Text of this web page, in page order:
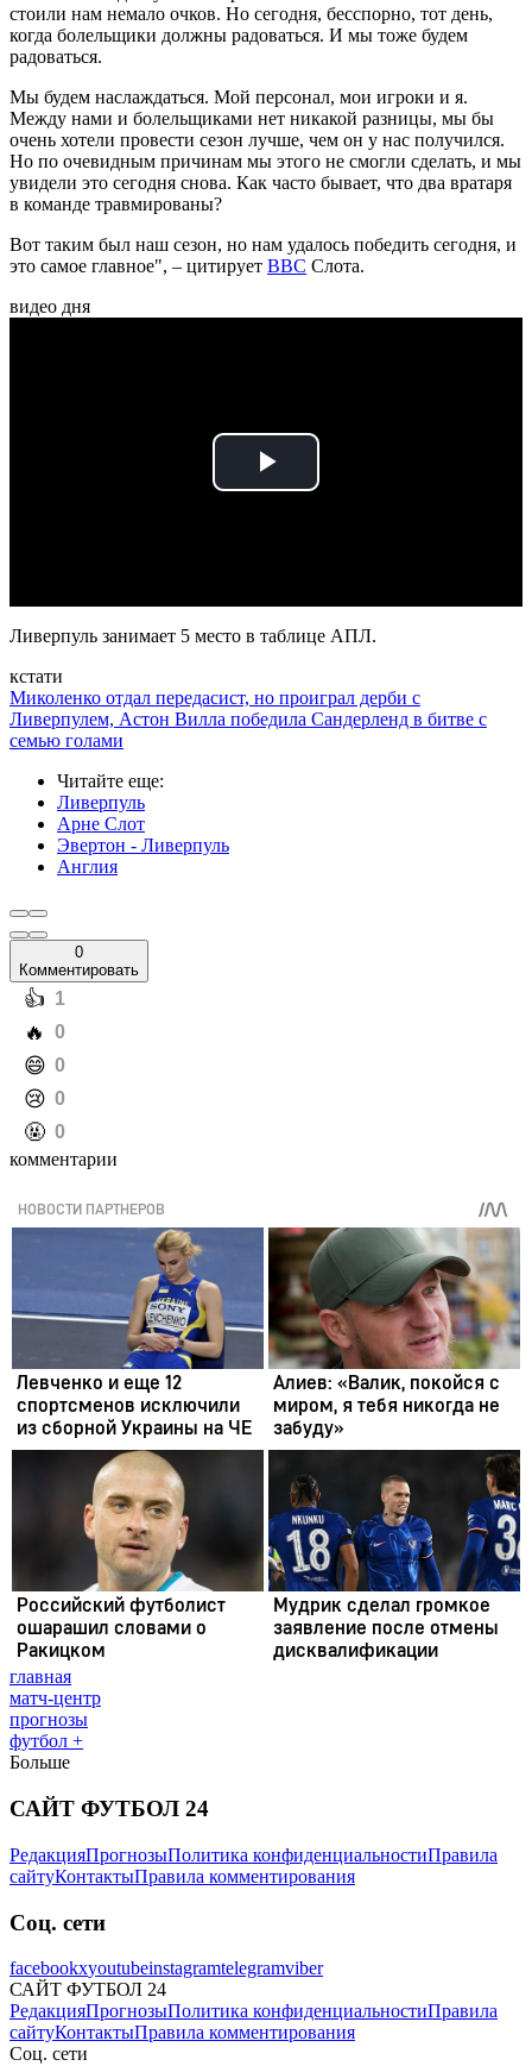
стоили нам немало очков. Но сегодня, бесспорно, тот день,
когда болельщики должны радоваться. И мы тоже будем
радоваться.
Мы будем наслаждаться. Мой персонал, мои игроки и я.
Между нами и болельщиками нет никакой разницы, мы бы
очень хотели провести сезон лучше, чем он у нас получился.
Но по очевидным причинам мы этого не смогли сделать, и мы
увидели это сегодня снова. Как часто бывает, что два вратаря
в команде травмированы?
Вот таким был наш сезон, но нам удалось победить сегодня, и
это самое главное", – цитирует ВВС Слота.
видео дня
Play
Ливерпуль занимает 5 место в таблице АПЛ.
кстати
Миколенко отдал передасист, но проиграл дерби с
Ливерпулем, Астон Вилла победила Сандерленд в битве с
семью голами
Читайте еще:
Ливерпуль
Арне Слот
Эвертон - Ливерпуль
Англия
0
Комментировать
️👍 1
️🔥 0
️😄 0
️😢 0
️🤬 0
комментарии
главная
матч-центр
прогнозы
футбол +
Больше
САЙТ ФУТБОЛ 24
РедакцияПрогнозыПолитика конфиденциальностиПравила
сайтуКонтактыПравила комментирования
Соц. сети
facebookxyoutubeinstagramtelegramviber
САЙТ ФУТБОЛ 24
РедакцияПрогнозыПолитика конфиденциальностиПравила
сайтуКонтактыПравила комментирования
Соц. сети